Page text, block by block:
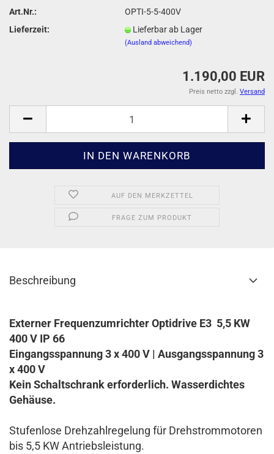
Art.Nr.:
OPTI-5-5-400V
Lieferzeit:
Lieferbar ab Lager
(Ausland abweichend)
1.190,00 EUR
Preis netto zzgl. Versand
AUF DEN MERKZETTEL
FRAGE ZUM PRODUKT
Beschreibung
Externer Frequenzumrichter Optidrive E3 5,5 KW
400 V IP 66
Eingangsspannung 3 x 400 V | Ausgangsspannung 3
x 400 V
Kein Schaltschrank erforderlich. Wasserdichtes
Gehäuse.
Stufenlose Drehzahlregelung für Drehstrommotoren
bis 5,5 KW Antriebsleistung.